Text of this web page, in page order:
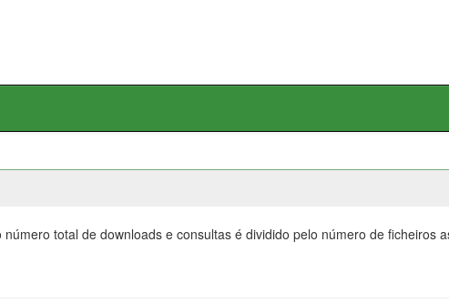
total de downloads e consultas é dividido pelo número de ficheiros